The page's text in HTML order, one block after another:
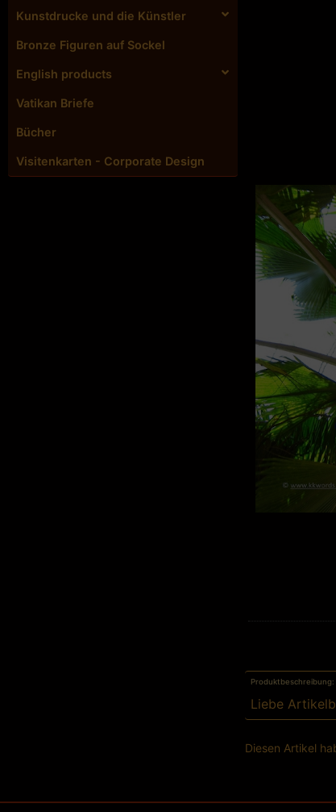
Kunstdrucke und die Künstler
Bronze Figuren auf Sockel
English products
Vatikan Briefe
Bücher
Visitenkarten - Corporate Design
Produktbeschreibung:
Liebe
Diesen Artikel